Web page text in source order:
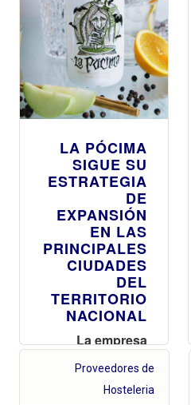
LA PÓCIMA
SIGUE SU
ESTRATEGIA
DE
EXPANSIÓN
EN LAS
PRINCIPALES
CIUDADES
DEL
TERRITORIO
NACIONAL
La empresa
valenciana
continúa su
rápida
Proveedores de
Hosteleria